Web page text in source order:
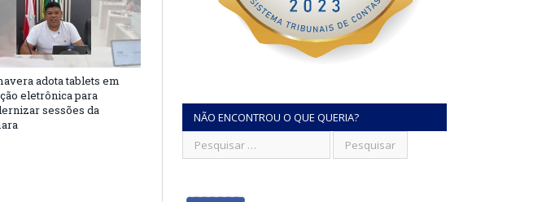
adota tablets em
eletrônica para
sessões da
NÃO ENCONTROU O QUE QUERIA?